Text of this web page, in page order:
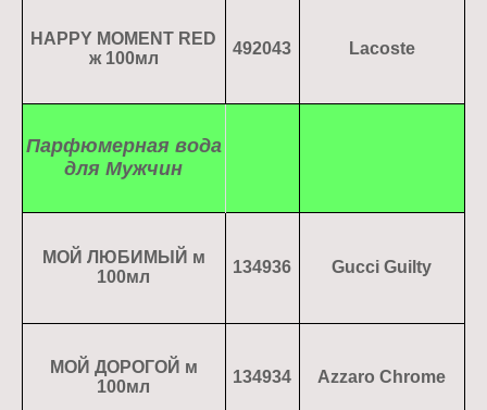
HAPPY MOMENT RED
ж 100мл
492043 Lacoste
Парфюмерная вода
для Мужчин
МОЙ ЛЮБИМЫЙ м
100мл
134936 Gucci Guilty
МОЙ ДОРОГОЙ м
100мл
134934 Azzaro Chrome